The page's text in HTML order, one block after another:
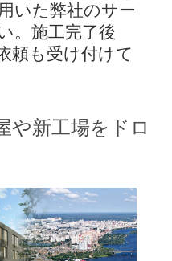
いた弊社のサー
。施工完了後
頼も受け付けて
や新工場をドロ